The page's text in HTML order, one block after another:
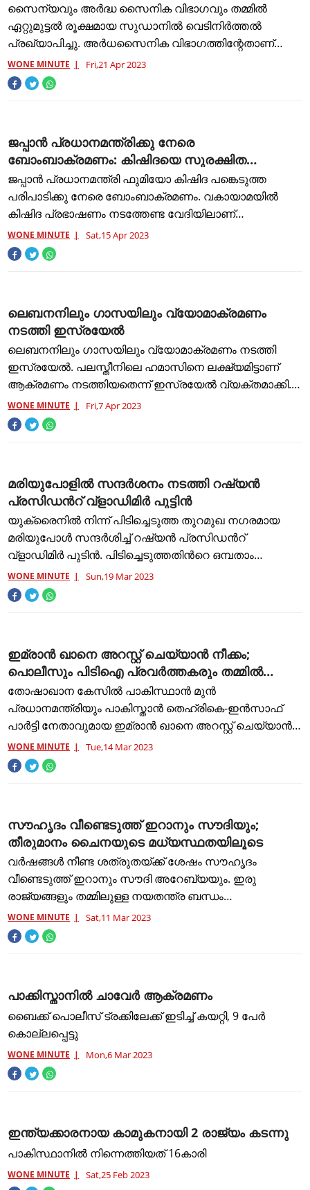
അർധസൈനിക വിഭാഗം
സൈന്യവും അർദ്ധ സൈനിക വിഭാഗവും തമ്മിൽ
ഏറ്റുമുട്ടൽ രൂക്ഷമായ സുഡാനിൽ വെടിനിർത്തൽ
പ്രഖ്യാപിച്ചു. അർധസൈനിക വിഭാഗത്തിന്റേതാണ്
വെടിനിർത്തൽ പ്രഖ്യാപനം. ഈദ് കണക്കിലെടുത്താണ്
തീരുമാനം. യുഎൻ, യുഎസും മറ്റ് രാജ്യ
WONE MINUTE Fri,21 Apr 2023
ജപ്പാന്‍ പ്രധാനമന്ത്രിക്കു നേരെ
ബോംബാക്രമണം: കിഷിദയെ സുരക്ഷിത
കേന്ദ്രത്തിലേക്ക് മാറ്റി
ജപ്പാന്‍ പ്രധാനമന്ത്രി ഫുമിയോ കിഷിദ പങ്കെടുത്ത
പരിപാടിക്കു നേരെ ബോംബാക്രമണം. വകായാമയില്‍
കിഷിദ പ്രഭാഷണം നടത്തേണ്ട വേദിയിലാണ്
ആക്രമണമുണ്ടായത്. കിഷിദയെ സുരക്ഷിത
കേന്ദ്രത്തിലേക്ക് മാറ്റിയതായും ഒരാളെ കസ്
WONE MINUTE Sat,15 Apr 2023
ലെബനനിലും ഗാസയിലും വ്യോമാക്രമണം
നടത്തി ഇസ്രയേല്‍
ലെബനനിലും ഗാസയിലും വ്യോമാക്രമണം നടത്തി
ഇസ്രയേല്‍. പലസ്തീനിലെ ഹമാസിനെ ലക്ഷ്യമിട്ടാണ്
ആക്രമണം നടത്തിയതെന്ന് ഇസ്രയേല്‍ വ്യക്തമാക്കി.
ലെബനനില്‍നിന്ന് ഇസ്രയേലിലേക്ക് വ്യാപകമായ
റോക്കറ്റ് ആക്രമണം ഉണ്ടായതിനു
WONE MINUTE Fri,7 Apr 2023
മരിയുപോളിൽ സന്ദർശനം നടത്തി റഷ്യൻ
പ്രസിഡന്‍റ് വ്ളാഡിമിർ പുട്ടിൻ
യുക്രൈനിൽ നിന്ന് പിടിച്ചെടുത്ത തുറമുഖ നഗരമായ
മരിയുപോൾ സന്ദർശിച്ച് റഷ്യൻ പ്രസിഡന്‍റ്
വ്ളാഡിമിർ പുടിൻ. പിടിച്ചെടുത്തതിന്‍റെ ഒമ്പതാം
വാർഷികം ആഘോഷിക്കാൻ ക്രിമിയയിലെത്തിയ പുടിൻ
അപ്രതീക്ഷിതമായി മരിയുപോൾ സന
WONE MINUTE Sun,19 Mar 2023
ഇമ്രാന്‍ ഖാനെ അറസ്റ്റ് ചെയ്യാൻ നീക്കം;
പൊലീസും പിടിഐ പ്രവർത്തകരും തമ്മിൽ
സംഘർഷം
തോഷാഖാന കേസിൽ പാകിസ്ഥാൻ മുൻ
പ്രധാനമന്ത്രിയും പാകിസ്താൻ തെഹ്‌രികെ-ഇൻസാഫ്
പാർട്ടി നേതാവുമായ ഇമ്രാൻ ഖാനെ അറസ്റ്റ് ചെയ്യാൻ
ഒരുങ്ങി ഇസ്ലാമാബാദ് പോലീസ്. ഇമ്രാൻ ഖാന്‍റെ
ലാഹോറിലെ വസതിക്ക് സമീപം ഇസ്ലാമാബാദ് പ
WONE MINUTE Tue,14 Mar 2023
സൗഹൃദം വീണ്ടെടുത്ത്‍ ഇറാനും സൗദിയും;
തീരുമാനം ചൈനയുടെ മധ്യസ്ഥതയിലൂടെ
വർഷങ്ങൾ നീണ്ട ശത്രുതയ്ക്ക് ശേഷം സൗഹൃദം
വീണ്ടെടുത്ത്‍ ഇറാനും സൗദി അറേബ്യയും. ഇരു
രാജ്യങ്ങളും തമ്മിലുള്ള നയതന്ത്ര ബന്ധം
പുനഃസ്ഥാപിക്കാൻ ധാരണയായതായാണ് റിപ്പോർട്ട്. ഏഴ്
വർഷത്തിന് ശേഷം, ചൈനയുടെ മധ്യസ്ഥതയി
WONE MINUTE Sat,11 Mar 2023
പാക്കിസ്താനിൽ ചാവേർ ആക്രമണം
ബൈക്ക് പൊലീസ് ട്രക്കിലേക്ക് ഇടിച്ച് കയറ്റി, 9 പേർ
കൊല്ലപ്പെട്ടു
WONE MINUTE Mon,6 Mar 2023
ഇന്ത്യക്കാരനായ കാമുകനായി 2 രാജ്യം കടന്നു
പാകിസ്ഥാനിൽ നിന്നെത്തിയത് 16കാരി
WONE MINUTE Sat,25 Feb 2023